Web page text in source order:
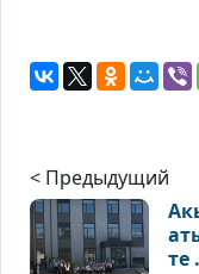
< Предыдущий
те